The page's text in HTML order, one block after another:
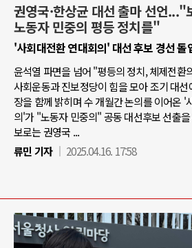
권영국·한상균 대선 출마 선언..."
노동자 민중의 평등 정치를"
'사회대전환 연대회의' 대선 후보 경선 돌
윤석열 파면을 넘어 "평등의 정치, 체제전환
사회운동과 진보정당이 힘을 모아 조기 대
장을 함께 밝히며 수 개월간 논의를 이어온 '
의'가 "노동자 민중의" 공동 대선후보 선출
보로는 권영국 ...
류민 기자
2025.04.16. 17:58